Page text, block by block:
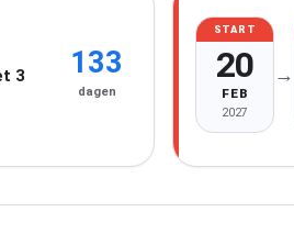
3
133
dagen
START
20
FEB
2027
→